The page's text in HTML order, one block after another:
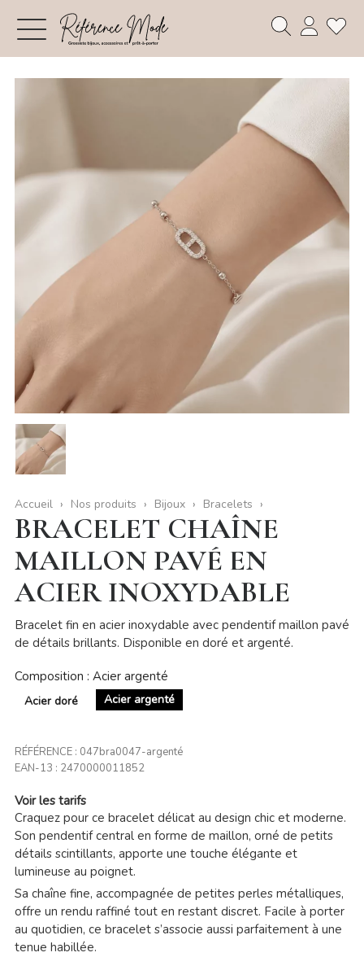
Accueil Nos produits Bijoux Bracelets
BRACELET CHAÎNE
MAILLON PAVÉ EN
ACIER INOXYDABLE
Bracelet fin en acier inoxydable avec pendentif maillon pavé
de détails brillants. Disponible en doré et argenté.
Composition : Acier argenté
Acier doré Acier argenté
RÉFÉRENCE : 047bra0047-argenté
EAN-13 : 2470000011852
Voir les tarifs
Craquez pour ce bracelet délicat au design chic et moderne.
Son pendentif central en forme de maillon, orné de petits
détails scintillants, apporte une touche élégante et
lumineuse au poignet.
Sa chaîne fine, accompagnée de petites perles métalliques,
offre un rendu raffiné tout en restant discret. Facile à porter
au quotidien, ce bracelet s’associe aussi parfaitement à une
tenue habillée.